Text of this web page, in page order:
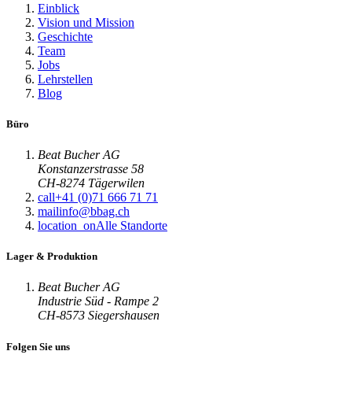
Einblick
Vision und Mission
Geschichte
Team
Jobs
Lehrstellen
Blog
Büro
Beat Bucher AG
Konstanzerstrasse 58
CH-8274 Tägerwilen
call+41 (0)71 666 71 71
mailinfo@bbag.ch
location_onAlle Standorte
Lager & Produktion
Beat Bucher AG
Industrie Süd - Rampe 2
CH-8573 Siegershausen
Folgen Sie uns